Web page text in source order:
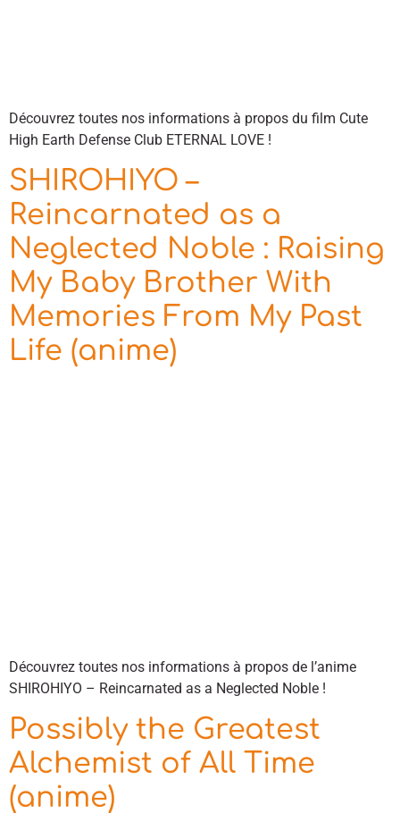
Découvrez toutes nos informations à propos du film Cute
High Earth Defense Club ETERNAL LOVE !
SHIROHIYO –
Reincarnated as a
Neglected Noble : Raising
My Baby Brother With
Memories From My Past
Life (anime)
Découvrez toutes nos informations à propos de l’anime
SHIROHIYO – Reincarnated as a Neglected Noble !
Possibly the Greatest
Alchemist of All Time
(anime)